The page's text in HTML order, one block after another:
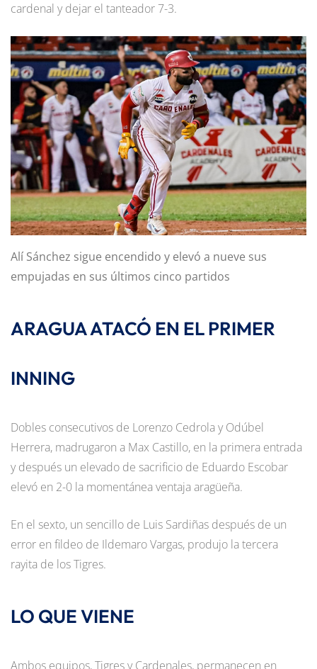
cardenal y dejar el tanteador 7-3.
Alí Sánchez sigue encendido y elevó a nueve sus
empujadas en sus últimos cinco partidos
ARAGUA ATACÓ EN EL PRIMER
INNING
Dobles consecutivos de Lorenzo Cedrola y Odúbel
Herrera, madrugaron a Max Castillo, en la primera entrada
y después un elevado de sacrificio de Eduardo Escobar
elevó en 2-0 la momentánea ventaja aragüeña.
En el sexto, un sencillo de Luis Sardiñas después de un
error en fildeo de Ildemaro Vargas, produjo la tercera
rayita de los Tigres.
LO QUE VIENE
Ambos equipos, Tigres y Cardenales, permanecen en